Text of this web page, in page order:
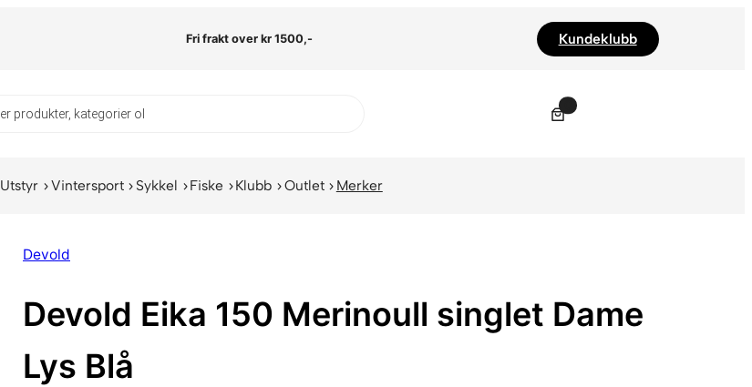
Fri frakt over kr 1500,- Kundeklubb
Utstyr Vintersport Sykkel Fiske Klubb Outlet Merker
Devold
Devold Eika 150 Merinoull singlet Dame
Lys Blå